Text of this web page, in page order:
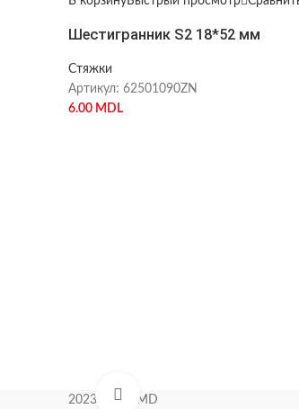
Нажмите, чтобы увеличить
Шестигранник S2 18*52 мм
Стяжки
Артикул: 62501090ZN
6.00 MDL
2023 KIPAS.MD